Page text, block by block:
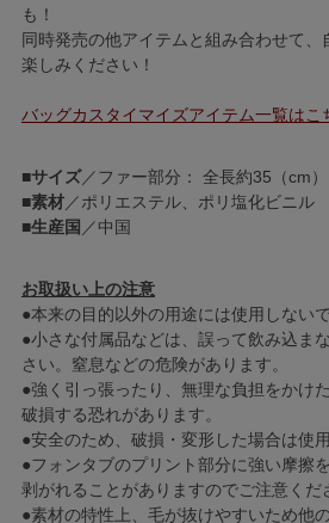
も！
同時発売の他アイテムと組み合わせて
楽しみください！
バッグカスタイマイズアイテム一覧はこ
■サイズ／ファー部分： 全長約35（cm）
■素材／ポリエステル、ポリ塩化ビニル
■生産国 ／中国
お取扱い上の注意
●本来の目的以外の用途には使用しないで
●小さな付属品などは、誤って飲み込ま
さい。窒息などの危険があります。
●強く引っ張ったり、無理な負担をかけ
破損する恐れがあります。
●安全のため、破損・変形した場合は使
●フォンタブのプリント部分に強い摩擦
剥がれることがありますのでご注意くだ
●素材の特性上、毛が抜けやすいため他